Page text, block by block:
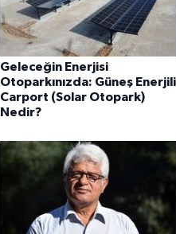
Geleceğin Enerjisi
Otoparkınızda: Güneş Enerjili
Carport (Solar Otopark)
Nedir?